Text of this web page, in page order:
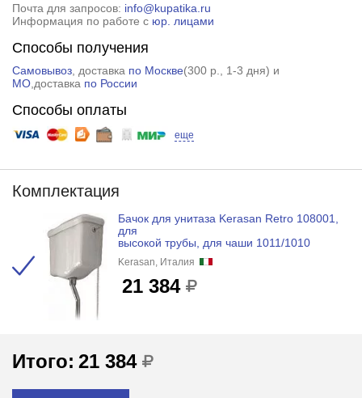
Почта для запросов: info@kupatika.ru
Информация по работе с юр. лицами
Способы получения
Самовывоз, доставка по Москве(300 р.
, 1-3 дня) и
МО,доставка по России
Способы оплаты
еще
Комплектация
Бачок для унитаза Kerasan Retro 108001,
для
высокой трубы, для чаши 1011/1010
Kerasan, Италия
21 384
Итого: 21 384